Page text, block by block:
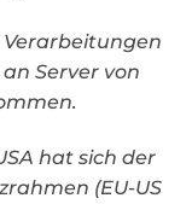
Server von
hat sich der
(EU-US